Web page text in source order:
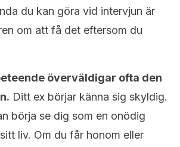
du kan göra vid intervjun är
om att få det eftersom du
överväldigar ofta den
Ditt ex börjar känna sig skyldig.
börja se dig som en onödig
liv. Om du får honom eller